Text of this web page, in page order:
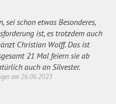
sei schon etwas Besonderes,
ist, es trotzdem auch
Christian Wolff. Das ist
21 Mal feiern sie ab
auch an Silvester.
am 26.06.2023